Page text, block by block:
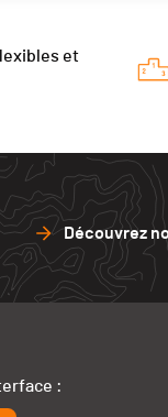
et
Découvrez
: